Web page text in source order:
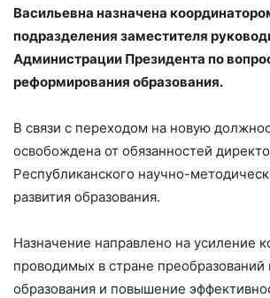
Васильевна назначена
подразделения заместителя
Администрации Президента по
реформирования образования.
В связи с переходом на новую
освобождена от обязанностей
Республиканского научно-
развития образования.
Назначение направлено на усиление
проводимых в стране преобразований
образования и повышение